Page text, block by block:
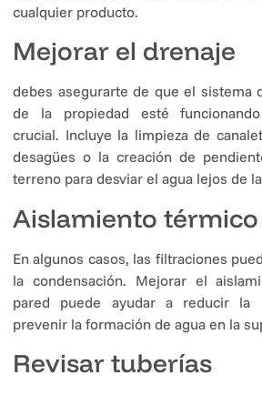
cualquier producto.
Mejorar el drenaje
debes asegurarte de que el sistema
de la propiedad esté
crucial. Incluye la limpieza de
desagües o la creación de
terreno para desviar el agua lejos de
Aislamiento térmico
En algunos casos, las filtraciones
la condensación. Mejorar el
pared puede ayudar a reducir la
prevenir la formación de agua en la
Revisar tuberías